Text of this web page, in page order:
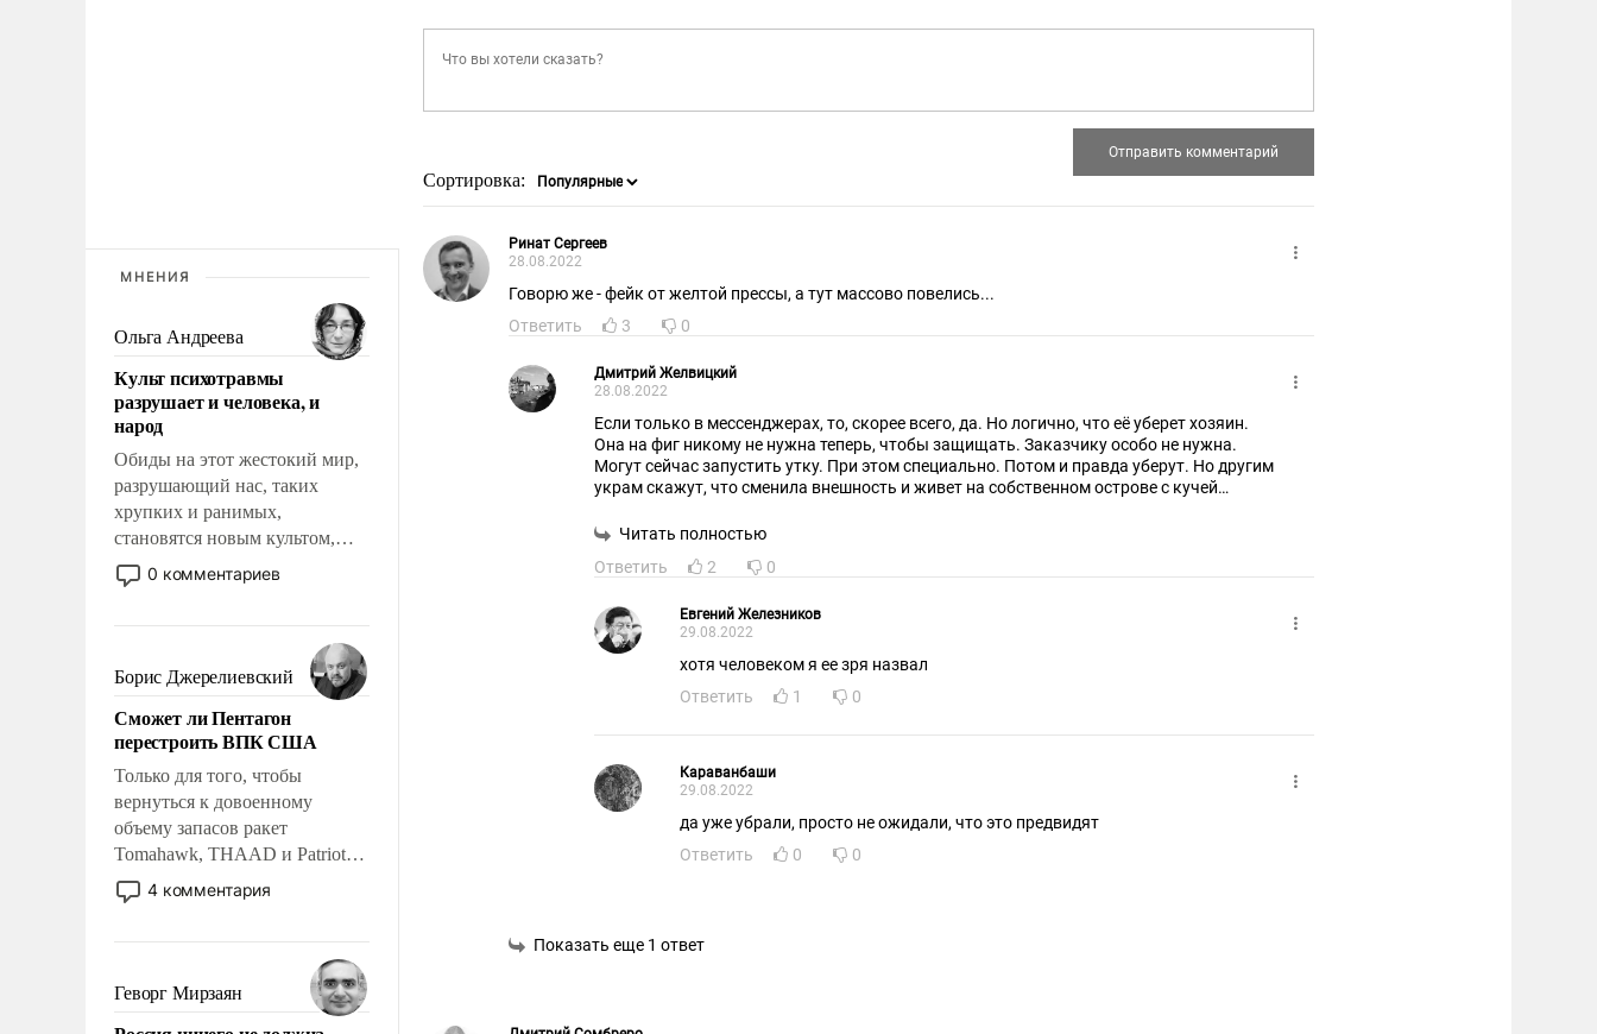
МНЕНИЯ
Ольга Андреева
Культ психотравмы
разрушает и человека, и
народ
Обиды на этот жестокий мир,
разрушающий нас, таких
хрупких и ранимых,
становятся новым культом,
постепенно вытесняя и
отменяя традиционное
мужественным и твердым под
ударами судьбы, брать на себя
ответственность, помогать
слабым, идти вперед и
адаптироваться.
0 комментариев
Борис Джерелиевский
Сможет ли Пентагон
перестроить ВПК США
Только для того, чтобы
вернуться к довоенному
объему запасов ракет
Tomahawk, THAAD и Patriot
США потребуется более трех
лет. Даже небольшая война с
Сложившаяся ситуация
означает многолетний период
4 комментария
Геворг Мирзаян
Сортировка:
Ринат Сергеев
28.08.2022
Говорю же - фейк от желтой прессы, а тут массово повелись...
Ответить
3 0
Дмитрий Желвицкий
28.08.2022
Если только в мессенджерах, то, скорее всего, да. Но логично, что её уберет хозяин.
Она на фиг никому не нужна теперь, чтобы защищать. Заказчику особо не нужна.
Могут сейчас запустить утку. При этом специально. Потом и правда уберут. Но другим
украм скажут, что сменила внешность и живет на собственном острове с кучей
Фейки запускают, чтобы замутить информационное пространство. Сначала покажут,
хозяин.
Читать полностью
Ответить
2 0
Евгений Железников
29.08.2022
хотя человеком я ее зря назвал
Ответить
1 0
Караванбаши
29.08.2022
да уже убрали, просто не ожидали, что это предвидят
Ответить
0 0
Показать еще 1 ответ